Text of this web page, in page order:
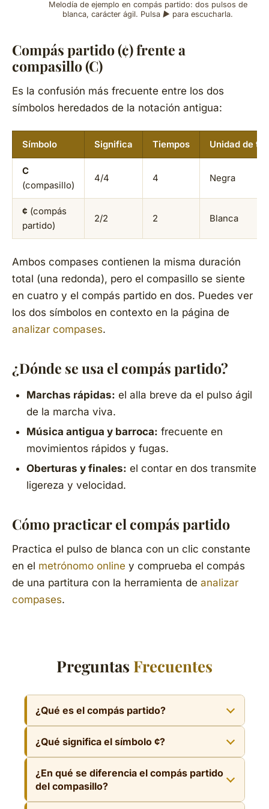
Melodía de ejemplo en compás partido: dos pulsos de
blanca, carácter ágil. Pulsa ▶ para escucharla.
Compás partido (¢) frente a
compasillo (C)
Es la confusión más frecuente entre los dos
símbolos heredados de la notación antigua:
Símbolo Significa Tiempos Unidad de
C
(compasillo)
4/4 4 Negra
¢ (compás
partido)
2/2 2 Blanca
Ambos compases contienen la misma duración
total (una redonda), pero el compasillo se siente
en cuatro y el compás partido en dos. Puedes ver
los dos símbolos en contexto en la página de
analizar compases.
¿Dónde se usa el compás partido?
Marchas rápidas: el alla breve da el pulso ágil
de la marcha viva.
Música antigua y barroca: frecuente en
movimientos rápidos y fugas.
Oberturas y finales: el contar en dos transmite
ligereza y velocidad.
Cómo practicar el compás partido
Practica el pulso de blanca con un clic constante
en el metrónomo online y comprueba el compás
de una partitura con la herramienta de analizar
compases.
Preguntas Frecuentes
¿Qué es el compás partido?
simple de dos tiempos de blanca, equivalente
atravesada por una línea vertical) y consiste
en contar en dos lo que de otro modo se
¿Qué significa el símbolo ¢?
breve), es decir, 2/2. Equivale al compasillo
(C, que es el 4/4) pero «partido» a la mitad:
¿En qué se diferencia el compás partido
del compasillo?